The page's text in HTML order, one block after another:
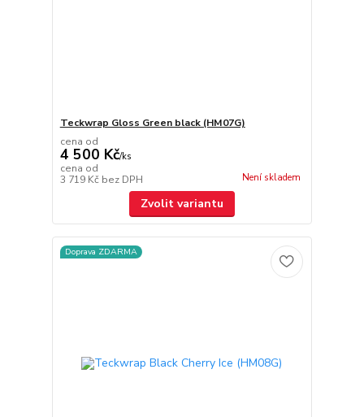
Teckwrap Gloss Green black (HM07G)
cena od
4 500 Kč/ks
cena od
3 719 Kč bez DPH Není skladem
Zvolit variantu
Doprava ZDARMA